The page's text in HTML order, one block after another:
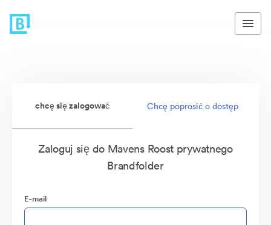
chcę się zalogować Chcę poprosić o dostęp
Zaloguj się do Mavens Roost prywatnego
Brandfolder
E-mail